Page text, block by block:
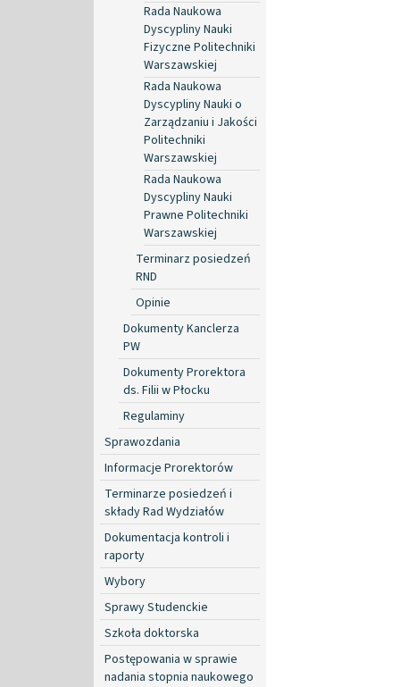
Rada Naukowa
Dyscypliny Nauki
Fizyczne Politechniki
Warszawskiej
Rada Naukowa
Dyscypliny Nauki o
Zarządzaniu i Jakości
Politechniki
Warszawskiej
Rada Naukowa
Dyscypliny Nauki
Prawne Politechniki
Warszawskiej
Terminarz posiedzeń
RND
Opinie
Dokumenty Kanclerza
PW
Dokumenty Prorektora
ds. Filii w Płocku
Regulaminy
Sprawozdania
Informacje Prorektorów
Terminarze posiedzeń i
składy Rad Wydziałów
Dokumentacja kontroli i
raporty
Wybory
Sprawy Studenckie
Szkoła doktorska
Postępowania w sprawie
nadania stopnia naukowego